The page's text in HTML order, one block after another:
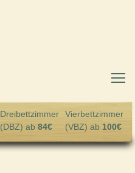
Dreibettzimmer
(DBZ) ab 84€
Vierbettzimmer
(VBZ) ab 100€